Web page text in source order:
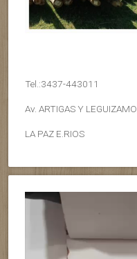
Tel.:3437-443011
Av. ARTIGAS Y
LA PAZ E.RIOS
Reproductor